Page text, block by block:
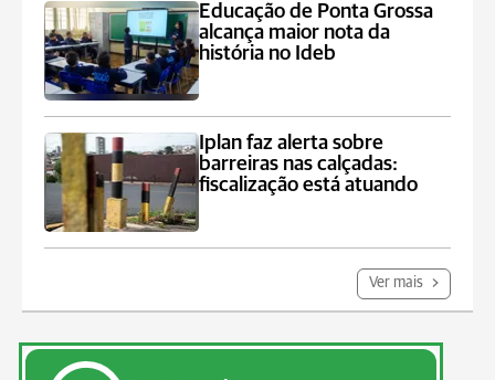
Educação de Ponta Grossa
alcança maior nota da
história no Ideb
Iplan faz alerta sobre
barreiras nas calçadas:
fiscalização está atuando
Ver mais